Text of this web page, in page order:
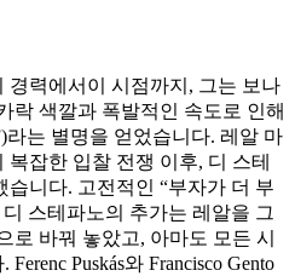
경력에서이 시점까지, 그는 보나
락 색깔과 폭발적인 속도로 인해
라는 별명을 얻었습니다. 레알 마
잡한 입찰 전쟁 이후, 디 스테
습니다. 고전적인 “부자가 더 부
스테파노의 추가는 레알을 그
로 바꿔 놓았고, 아마도 모든 시
Puskás와 Francisco Gento